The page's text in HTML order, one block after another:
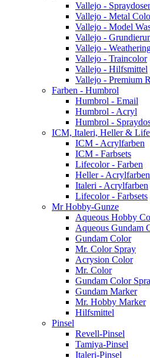
Vallejo -
Vallejo - Metal
Vallejo - Model
Vallejo -
Vallejo -
Vallejo - Traincolor
Vallejo - Hilfsmittel
Vallejo - Premium
Farben - Humbrol
Humbrol - Email
Humbrol - Acryl
Humbrol -
ICM, Italeri, Heller &
ICM - Acrylfarben
ICM - Farbsets
Lifecolor - Farben
Heller - Acrylfarben
Italeri - Acrylfarben
Lifecolor - Farbsets
Mr Hobby-Gunze
Aqueous Hobby
Aqueous Gundam
Gundam Color
Mr. Color Spray
Acrysion Color
Mr. Color
Gundam Color
Gundam Marker
Mr. Hobby Marker
Hilfsmittel
Pinsel
Revell-Pinsel
Tamiya-Pinsel
Italeri-Pinsel